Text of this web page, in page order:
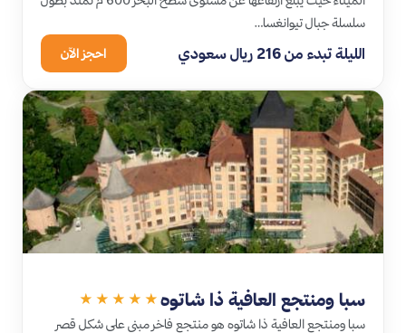
سلسلة جبال تيوانغسا…
الليلة تبدء من 216 ريال سعودي احجز الآن
سبا ومنتجع العافية ذا شاتوه ★★★★★
سبا ومنتجع العافية ذا شاتوه هو منتجع فاخر مبني على شكل قصر